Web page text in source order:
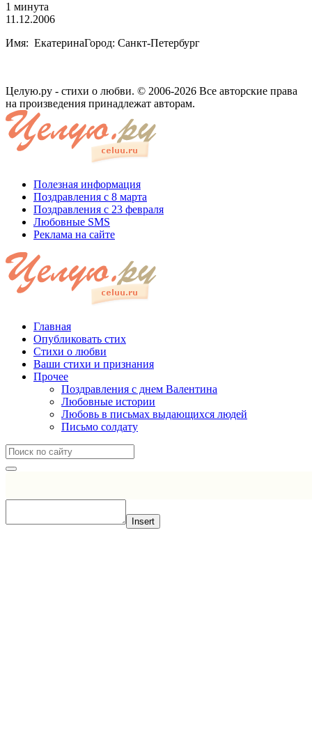
1 минута
11.12.2006
Имя: ЕкатеринаГород: Санкт-Петербург
Целую.ру - стихи о любви. © 2006-2026 Все авторские права
на произведения принадлежат авторам.
Полезная информация
Поздравления с 8 марта
Поздравления с 23 февраля
Любовные SMS
Реклама на сайте
Главная
Опубликовать стих
Стихи о любви
Ваши стихи и признания
Прочее
Поздравления с днем Валентина
Любовные истории
Любовь в письмах выдающихся людей
Письмо солдату
Insert